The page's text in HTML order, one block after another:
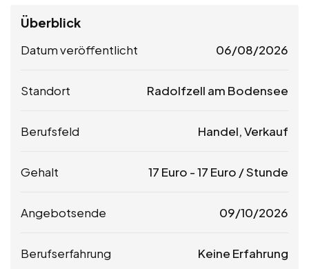
Überblick
Datum veröffentlicht 06/08/2026
Standort Radolfzell am Bodensee
Berufsfeld Handel, Verkauf
Gehalt 17 Euro -17 Euro / Stunde
Angebotsende 09/10/2026
Berufserfahrung Keine Erfahrung